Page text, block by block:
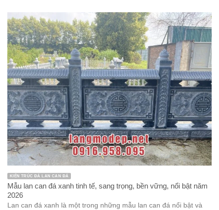
KIẾN TRÚC ĐÁ LAN CAN ĐÁ
Mẫu lan can đá xanh tinh tế, sang trọng, bền vững, nổi bật năm
2026
Lan can đá xanh là một trong những mẫu lan can đá nổi bật và